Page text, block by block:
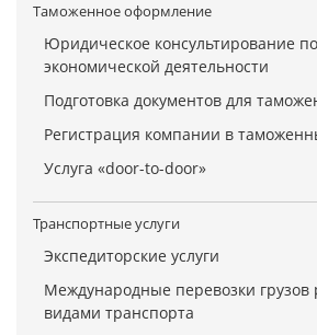
Таможенное оформление
Юридическое консультирование
экономической деятельности
Подготовка документов для
Регистрация компании в
Услуга «door-to-door»
Транспортные услуги
Экспедиторские услуги
Международные перевозки
видами транспорта